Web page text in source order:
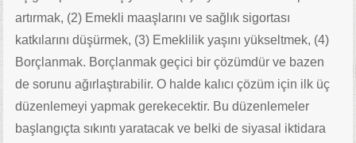
artırmak, (2) Emekli maaşlarını ve sağlık sigortası
katkılarını düşürmek, (3) Emeklilik yaşını yükseltmek, (4)
Borçlanmak. Borçlanmak geçici bir çözümdür ve bazen
de sorunu ağırlaştırabilir. O halde kalıcı çözüm için ilk üç
düzenlemeyi yapmak gerekecektir. Bu düzenlemeler
başlangıçta sıkıntı yaratacak ve belki de siyasal iktidara